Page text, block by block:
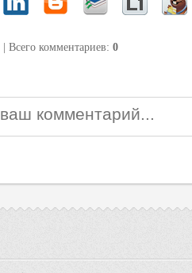
Всего комментариев: 0